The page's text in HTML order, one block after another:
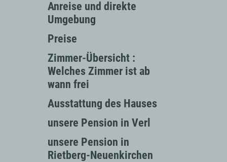
Anreise und direkte
Umgebung
Preise
Zimmer-Übersicht :
Welches Zimmer ist ab
wann frei
Ausstattung des Hauses
unsere Pension in Verl
unsere Pension in
Rietberg-Neuenkirchen